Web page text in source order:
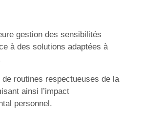
gestion des sensibilités
à des solutions adaptées à
de routines respectueuses de la
ainsi l’impact
personnel.